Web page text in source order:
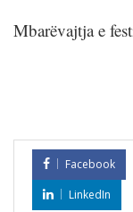
Mbarëvajtja e
Facebook
LinkedIn